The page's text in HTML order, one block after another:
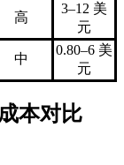
高
3–12 美
元
中
0.80–6 美
元
本对比